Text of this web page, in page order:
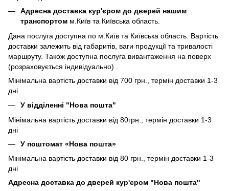
Адресна доставка кур'єром до дверей нашим
транспортом м.Київ та Київська область.
Дана послуга доступна по м.Київ та Київська область. Вартість
доставки залежить від габаритів, ваги продукції та тривалості
маршруту. Також доступна послуга вивантаження на поверх
(розраховується індивідуально) .
Мінімальна вартість доставки від 700 грн., термін доставки 1-3
дні
У відділенні "Нова пошта"
Мінімальна вартість доставки від 80грн., термін доставки 1-3
дні
У поштомат «Нова пошта»
Мінімальна вартість доставки від 80 грн., термін доставки 1-3
дні
Адресна доставка до дверей кур'єром "Нова пошта"